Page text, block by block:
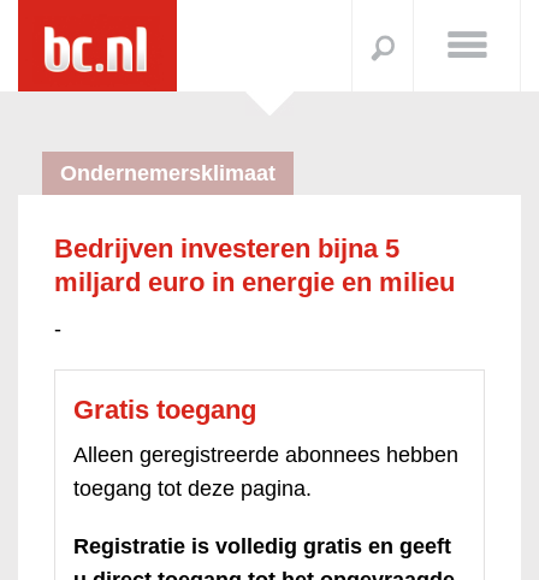
Ondernemersklimaat
Bedrijven investeren bijna 5
miljard euro in energie en milieu
-
Gratis toegang
Alleen geregistreerde abonnees hebben
toegang tot deze pagina.
Registratie is volledig gratis en geeft